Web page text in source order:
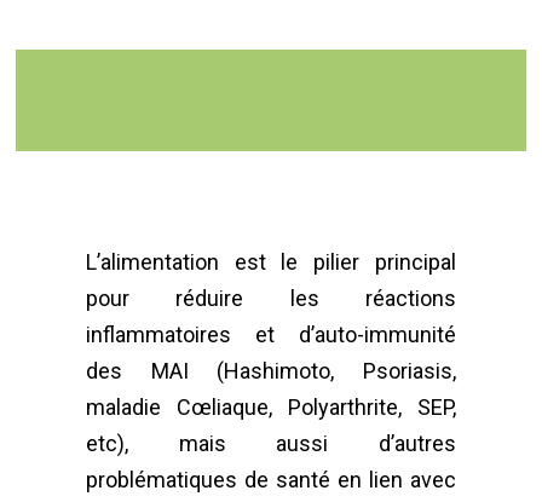
L’alimentation est le pilier principal
pour réduire les réactions
inflammatoires et d’auto-immunité
des MAI (Hashimoto, Psoriasis,
maladie Cœliaque, Polyarthrite, SEP,
etc), mais aussi d’autres
problématiques de santé en lien avec